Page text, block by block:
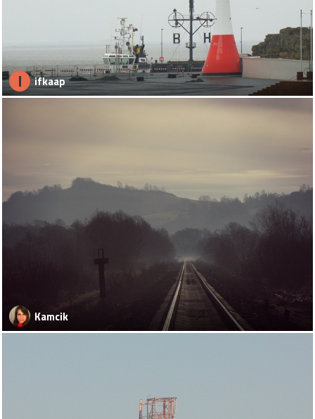
I ifkaap
Kamcik